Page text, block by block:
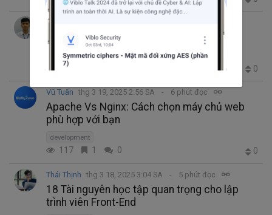
Vinh Phạm
Python vs Rust: Ngôn ngữ nào tốt hơn?
development
249 0
Vũ Tuấn thg 3 19, 2025 2:56 SA 6 phút đọc
Apache Vs Nginx: Cách chọn máy chủ web
phù hợp với bạn
development
117 1 0 0
Thái Thịnh thg 3 18, 2025 3:04 SA 5 phút đọc
18 Tài nguyên học tập quan trọng cho lập
trình viên Front-End